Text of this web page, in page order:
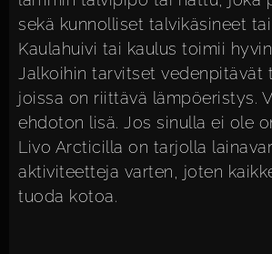
sekä kunnolliset talvikäsineet
Kaulahuivi tai kaulus toimii
Jalkoihin tarvitset vedenpitävät
joissa on riittävä lämpöeristys.
ehdoton lisä. Jos sinulla ei ole
Livo Arcticilla on tarjolla
aktiviteetteja varten, joten
tuoda kotoa.